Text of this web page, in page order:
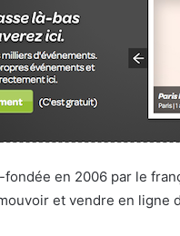
fondée en 2006 par le
et vendre en ligne